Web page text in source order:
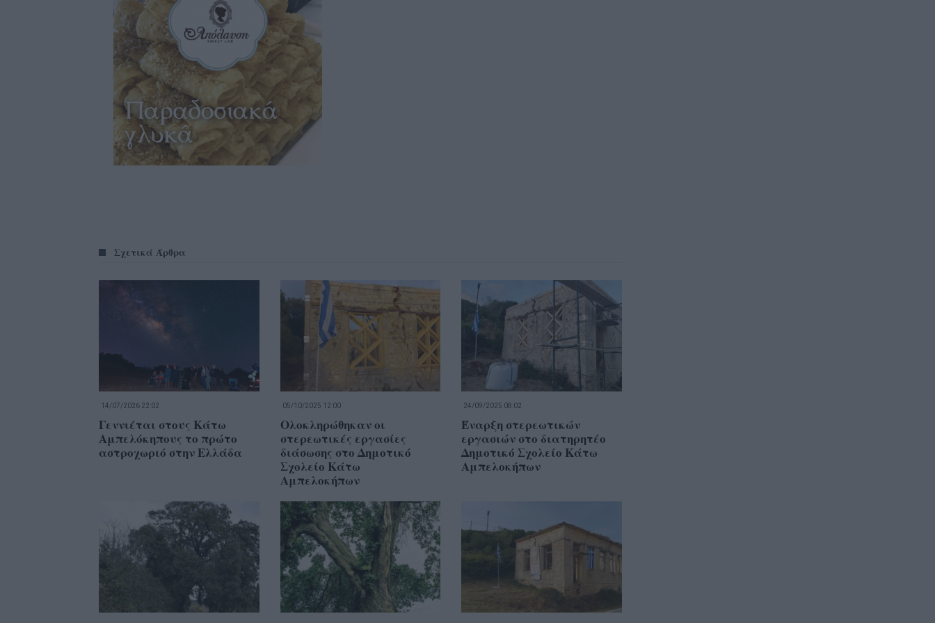
Σχετικά Άρθρα
14/07/2026 22:02
Γεννιέται στους Κάτω
Αμπελόκηπους το πρώτο
αστροχωριό στην Ελλάδα
05/10/2025 12:00
Ολοκληρώθηκαν οι
στερεωτικές εργασίες
διάσωσης στο Δημοτικό
Σχολείο Κάτω
Αμπελοκήπων
24/09/2025 08:02
Έναρξη στερεωτικών
εργασιών στο διατηρητέο
Δημοτικό Σχολείο Κάτω
Αμπελοκήπων